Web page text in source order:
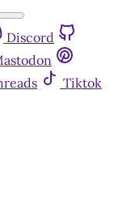
Discord
Tiktok